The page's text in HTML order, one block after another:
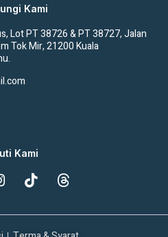
Kami
Lot PT 38726 & PT 38727, Jalan
Tok Mir, 21200 Kuala
Kami